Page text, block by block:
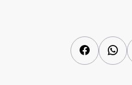
Facebook